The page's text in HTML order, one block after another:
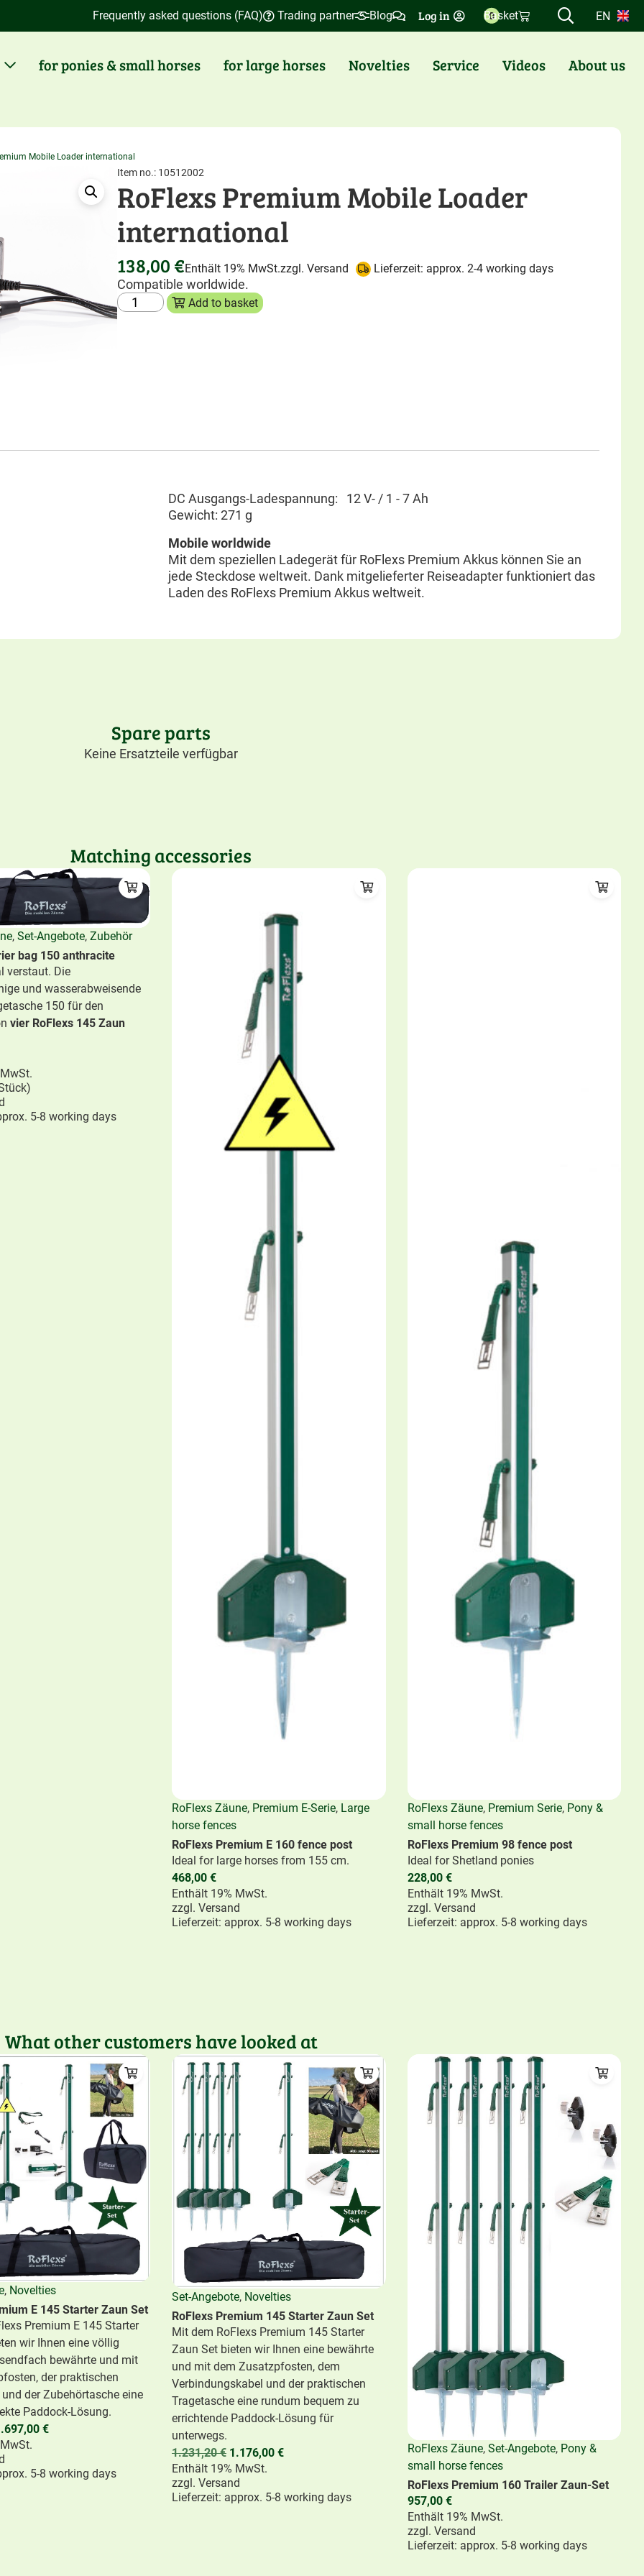
Frequently asked questions (FAQ) Trading partner Blog Log in 0
Basket EN
for ponies & small horses for large horses Novelties Service Videos About us
Last viewed:
RoFlexs Zäune,Premium Serie,Pony &
Enthält 19% MwSt.
Lieferzeit: approx. 5-8 working days
Lieferzeit: approx. 5-8 working days
load-bearing capacity combined with high elasticity.
RoFlexs unterstützt das Fahrteam von Ulrike
Schmidt
Since 2010, RoFlexs has been supporting Ulrike Firk's
driving team, which has continued to be very successful
as the RoFlexs driving team ever since
You can now also find RoFlexs on Instagram
Mobile Loader international
Item no.: 10512002
RoFlexs Premium Mobile Loader
international
138,00 €Enthält 19% MwSt.zzgl. Versand Lieferzeit: approx. 2-4 working days
Compatible worldwide.
Add to basket
DC Ausgangs-Ladespannung: 12 V- / 1 - 7 Ah
Gewicht: 271 g
Mobile worldwide
Mit dem speziellen Ladegerät für RoFlexs Premium Akkus können Sie an
jede Steckdose weltweit. Dank mitgelieferter Reiseadapter funktioniert das
Laden des RoFlexs Premium Akkus weltweit.
Spare parts
Keine Ersatzteile verfügbar
Matching accessories
, Set-Angebote, Zubehör
bag 150 anthracite
verstaut. Die
und wasserabweisende
150 für den
vier RoFlexs 145 Zaun
5-8 working days
RoFlexs Zäune, Premium E-Serie, Large
horse fences
RoFlexs Premium E 160 fence post
Ideal for large horses from 155 cm.
468,00 €
Enthält 19% MwSt.
zzgl. Versand
Lieferzeit: approx. 5-8 working days
RoFlexs Zäune, Premium Serie, Pony &
small horse fences
RoFlexs Premium 98 fence post
Ideal for Shetland ponies
228,00 €
Enthält 19% MwSt.
zzgl. Versand
Lieferzeit: approx. 5-8 working days
What other customers have looked at
, Novelties
E 145 Starter Zaun Set
Premium E 145 Starter
wir Ihnen eine völlig
bewährte und mit
der praktischen
der Zubehörtasche eine
Paddock-Lösung.
€
5-8 working days
Set-Angebote, Novelties
RoFlexs Premium 145 Starter Zaun Set
Mit dem RoFlexs Premium 145 Starter
Zaun Set bieten wir Ihnen eine bewährte
und mit dem Zusatzpfosten, dem
Verbindungskabel und der praktischen
Tragetasche eine rundum bequem zu
errichtende Paddock-Lösung für
unterwegs.
1.231,20€ 1.176,00 €
Enthält 19% MwSt.
zzgl. Versand
Lieferzeit: approx. 5-8 working days
RoFlexs Zäune, Set-Angebote, Pony &
small horse fences
RoFlexs Premium 160 Trailer Zaun-Set
957,00 €
Enthält 19% MwSt.
zzgl. Versand
Lieferzeit: approx. 5-8 working days